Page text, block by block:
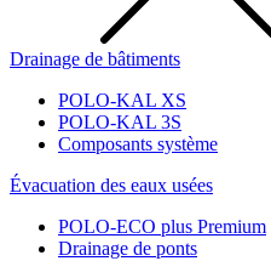
Drainage de bâtiments
POLO-KAL XS
POLO-KAL 3S
Composants système
Évacuation des eaux usées
POLO-ECO plus Premium
Drainage de ponts